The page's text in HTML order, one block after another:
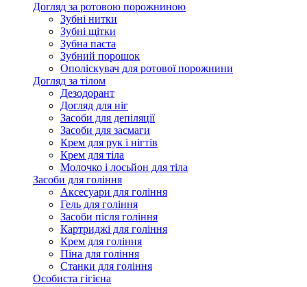
Догляд за ротовою порожниною
Зубні нитки
Зубні щітки
Зубна паста
Зубний порошок
Ополіскувач для ротової порожнини
Догляд за тілом
Дезодорант
Догляд для ніг
Засоби для депіляції
Засоби для засмаги
Крем для рук і нігтів
Крем для тіла
Молочко і лосьйон для тіла
Засоби для гоління
Аксесуари для гоління
Гель для гоління
Засоби після гоління
Картриджі для гоління
Крем для гоління
Піна для гоління
Станки для гоління
Особиста гігієна